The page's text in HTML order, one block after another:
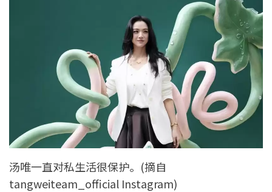
汤唯一直对私生活很保护。(摘自
tangweiteam_official Instagram)